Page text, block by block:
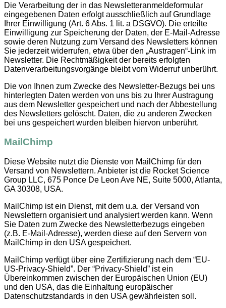
Die Verarbeitung der in das Newsletteranmeldeformular
eingegebenen Daten erfolgt ausschließlich auf Grundlage
Ihrer Einwilligung (Art. 6 Abs. 1 lit. a DSGVO). Die erteilte
Einwilligung zur Speicherung der Daten, der E-Mail-Adresse
sowie deren Nutzung zum Versand des Newsletters können
Sie jederzeit widerrufen, etwa über den „Austragen“-Link im
Newsletter. Die Rechtmäßigkeit der bereits erfolgten
Datenverarbeitungsvorgänge bleibt vom Widerruf unberührt.
Die von Ihnen zum Zwecke des Newsletter-Bezugs bei uns
hinterlegten Daten werden von uns bis zu Ihrer Austragung
aus dem Newsletter gespeichert und nach der Abbestellung
des Newsletters gelöscht. Daten, die zu anderen Zwecken
bei uns gespeichert wurden bleiben hiervon unberührt.
MailChimp
Diese Website nutzt die Dienste von MailChimp für den
Versand von Newslettern. Anbieter ist die Rocket Science
Group LLC, 675 Ponce De Leon Ave NE, Suite 5000, Atlanta,
GA 30308, USA.
MailChimp ist ein Dienst, mit dem u.a. der Versand von
Newslettern organisiert und analysiert werden kann. Wenn
Sie Daten zum Zwecke des Newsletterbezugs eingeben
(z.B. E-Mail-Adresse), werden diese auf den Servern von
MailChimp in den USA gespeichert.
MailChimp verfügt über eine Zertifizierung nach dem “EU-
US-Privacy-Shield”. Der “Privacy-Shield” ist ein
Übereinkommen zwischen der Europäischen Union (EU)
und den USA, das die Einhaltung europäischer
Datenschutzstandards in den USA gewährleisten soll.